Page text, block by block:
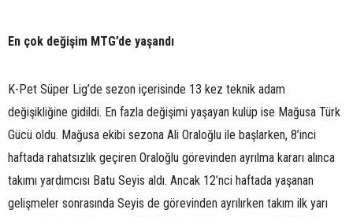
En çok değişim MTG’de yaşandı
K-Pet Süper Lig’de sezon içerisinde 13 kez teknik adam
değişikliğine gidildi. En fazla değişimi yaşayan kulüp ise Mağusa Türk
Gücü oldu. Mağusa ekibi sezona Ali Oraloğlu ile başlarken, 8’inci
haftada rahatsızlık geçiren Oraloğlu görevinden ayrılma kararı alınca
takımı yardımcısı Batu Seyis aldı. Ancak 12’nci haftada yaşanan
gelişmeler sonrasında Seyis de görevinden ayrılırken takım ilk yarı